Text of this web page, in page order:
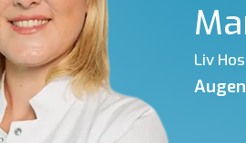
Liv